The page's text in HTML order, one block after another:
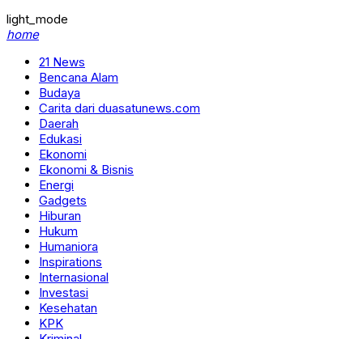
light_mode
home
21 News
Bencana Alam
Budaya
Carita dari duasatunews.com
Daerah
Edukasi
Ekonomi
Ekonomi & Bisnis
Energi
Gadgets
Hiburan
Hukum
Humaniora
Inspirations
Internasional
Investasi
Kesehatan
KPK